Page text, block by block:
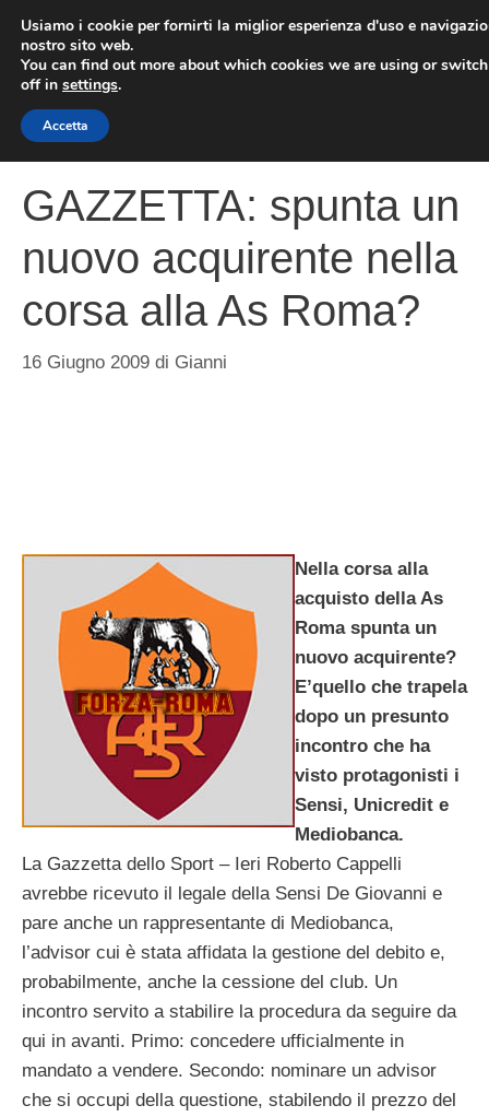
contenuto
GAZZETTA: spunta un
nuovo acquirente nella
corsa alla As Roma?
16 Giugno 2009 di Gianni
Nella corsa alla
acquisto della As
Roma spunta un
nuovo acquirente?
E’quello che trapela
dopo un presunto
incontro che ha
visto protagonisti i
Sensi, Unicredit e
Mediobanca.
La Gazzetta dello Sport – Ieri Roberto Cappelli
avrebbe ricevuto il legale della Sensi De Giovanni e
pare anche un rappresentante di Mediobanca,
l’advisor cui è stata affidata la gestione del debito e,
probabilmente, anche la cessione del club. Un
incontro servito a stabilire la procedura da seguire da
qui in avanti. Primo: concedere ufficialmente in
mandato a vendere. Secondo: nominare un advisor
che si occupi della questione, stabilendo il prezzo del
Usiamo i cookie per fornirti la miglior esperienza d'uso e
nostro sito web.
You can find out more about which cookies we are using or
off in settings.
Accetta